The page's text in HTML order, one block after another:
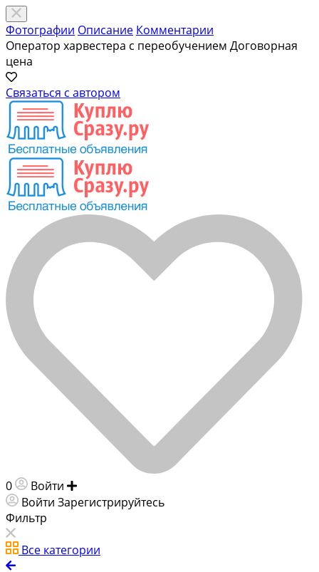
Фотографии Описание Комментарии
Оператор харвестера с переобучением Договорная
цена
Связаться с автором
0 Войти
Войти Зарегистрируйтесь
Фильтр
Все категории